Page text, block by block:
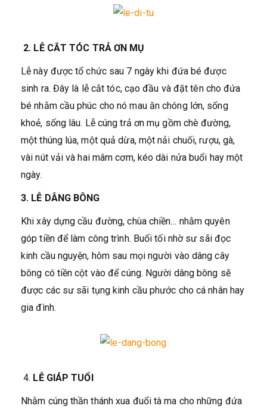
2. LỄ CẮT TÓC TRẢ ƠN MỤ
Lễ này được tổ chức sau 7 ngày khi đứa bé được
sinh ra. Đây là lễ cắt tóc, cạo đầu và đặt tên cho đứa
bé nhằm cầu phúc cho nó mau ăn chóng lớn, sống
khoẻ, sống lâu. Lễ cúng trả ơn mụ gồm chè đường,
một thúng lúa, một quả dừa, một nải chuối, rượu, gà,
vài nút vải và hai mâm cơm, kéo dài nửa buổi hay một
ngày.
3. LỄ DÂNG BÔNG
Khi xây dựng cầu đường, chùa chiền… nhằm quyên
góp tiền để làm công trình. Buổi tối nhờ sư sãi đọc
kinh cầu nguyện, hôm sau mọi người vào dâng cây
bông có tiền cột vào để cúng. Người dâng bông sẽ
được các sư sãi tụng kinh cầu phước cho cá nhân hay
gia đình.
4. LỄ GIÁP TUỔI
Nhằm cúng thần thánh xua đuổi tà ma cho những đứa